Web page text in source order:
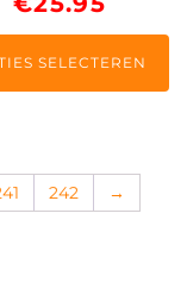
SELECTEREN
242 →